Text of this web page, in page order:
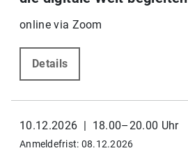
online via Zoom
Details
10.12.2026 | 18.00–20.00 Uhr
Anmeldefrist: 08.12.2026